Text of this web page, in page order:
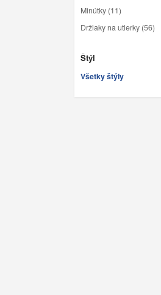
Minútky (11)
Držiaky na utierky (56)
Štýl
Všetky štýly